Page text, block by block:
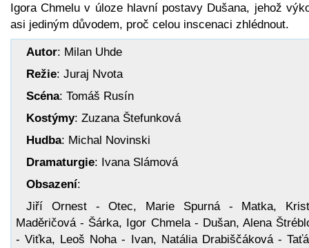
Igora Chmelu v úloze hlavní postavy Dušana, jehož
asi jediným důvodem, proč celou inscenaci zhlédnout.
Autor: Milan Uhde
Režie: Juraj Nvota
Scéna: Tomáš Rusín
Kostýmy: Zuzana Štefunková
Hudba: Michal Novinski
Dramaturgie: Ivana Slámová
Obsazení:
Jiří Ornest - Otec, Marie Spurná - Matka,
Maděričová - Šárka, Igor Chmela - Dušan, Alena
- Viťka, Leoš Noha - Ivan, Natália Drabiščáková -